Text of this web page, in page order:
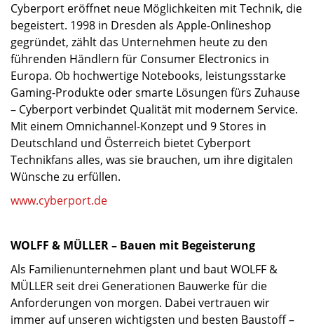
Cyberport eröffnet neue Möglichkeiten mit Technik, die
begeistert. 1998 in Dresden als Apple-Onlineshop
gegründet, zählt das Unternehmen heute zu den
führenden Händlern für Consumer Electronics in
Europa. Ob hochwertige Notebooks, leistungsstarke
Gaming-Produkte oder smarte Lösungen fürs Zuhause
– Cyberport verbindet Qualität mit modernem Service.
Mit einem Omnichannel-Konzept und 9 Stores in
Deutschland und Österreich bietet Cyberport
Technikfans alles, was sie brauchen, um ihre digitalen
Wünsche zu erfüllen.
www.cyberport.de
WOLFF & MÜLLER – Bauen mit Begeisterung
Als Familienunternehmen plant und baut WOLFF &
MÜLLER seit drei Generationen Bauwerke für die
Anforderungen von morgen. Dabei vertrauen wir
immer auf unseren wichtigsten und besten Baustoff –